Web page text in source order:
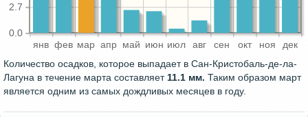
янв фев мар апр май июн июл авг сен окт ноя дек
0.0
2.7
Количество осадков, которое выпадает в Сан-Кристобаль-де-ла-
Лагуна в течение марта составляет11.1 мм. Таким образом март
является одним из самых дождливых месяцев в году.